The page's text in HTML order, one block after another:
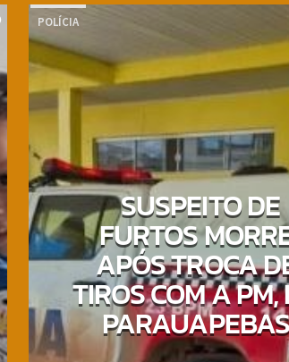
POLÍCIA
SUSPEITO DE
FURTOS
APÓS TROCA
TIROS COM A PM,
PARAUAPEBAS